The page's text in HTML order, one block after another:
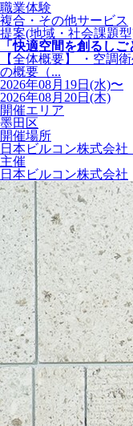
職業体験
複合・その他サービス
提案(地域・社会課題
「快適空間を創るしご
【全体概要】 ・空調
の概要（...
2026年08月19日(水)〜
2026年08月20日(木)
開催エリア
墨田区
開催場所
日本ビルコン株式会
主催
日本ビルコン株式会社